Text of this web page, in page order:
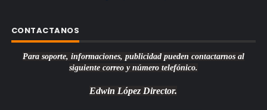
CONTACTANOS
Para soporte, informaciones, publicidad pueden contactarnos al
siguiente correo y número telefónico.
Edwin López Director.